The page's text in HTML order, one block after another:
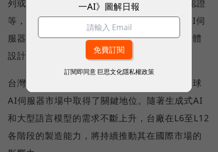
列或GB系列整櫃方案得依照輝達的設計以及認證
等，若是雲端服務商的ASIC自研AI方案，到AI伺
服器的整機系統都相較倚重伺服器代工業者整體
設計研發能力。
台灣伺服器代工廠憑藉其技術優勢，已經在全球
AI伺服器市場中取得了關鍵地位。隨著生成式AI
和大型語言模型的需求不斷上升，台廠在L6至L12
各階段的製造能力，將持續推動其在國際市場的
一AI》圖解日報
訂閱即同意 巨思文化隱私權政策